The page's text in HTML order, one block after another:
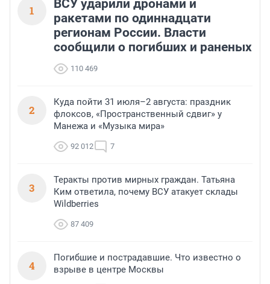
1
ВСУ ударили дронами и
ракетами по одиннадцати
регионам России. Власти
сообщили о погибших и раненых
110 469
2
Куда пойти 31 июля–2 августа: праздник
флоксов, «Пространственный сдвиг» у
Манежа и «Музыка мира»
92 012 7
3
Теракты против мирных граждан. Татьяна
Ким ответила, почему ВСУ атакует склады
Wildberries
87 409
4
Погибшие и пострадавшие. Что известно о
взрыве в центре Москвы